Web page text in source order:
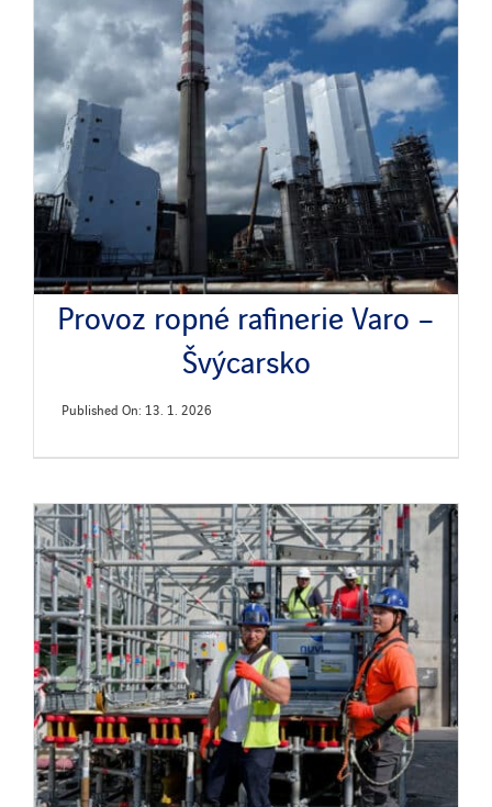
Novinky
Publikace
Search
for:
Provoz ropné rafinerie Varo –
Švýcarsko
Published On: 13. 1. 2026